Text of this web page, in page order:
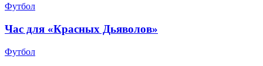
Футбол
Час для «Красных Дьяволов»
Футбол